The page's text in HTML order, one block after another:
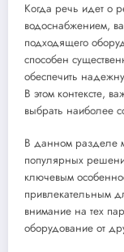
Когда речь идет о
водоснабжением,
подходящего
способен
обеспечить
В этом контексте,
выбрать наиболее
В данном разделе
популярных
ключевым
привлекательным
внимание на тех
оборудование от